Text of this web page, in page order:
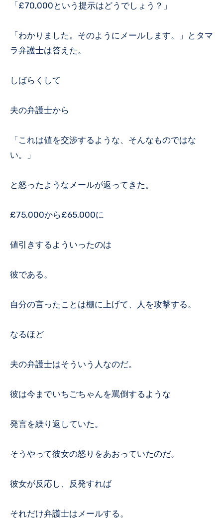
「£70,000という提示はどうでしょう？」
「わかりました。そのようにメールします。」とタマ
ラ弁護士は答えた。
しばらくして
夫の弁護士から
「これは値を交渉するような、そんなものではな
い。」
と怒ったようなメールが返ってきた。
£75,000から£65,000に
値引きするよういったのは
彼である。
自分の言ったことは棚に上げて、人を攻撃する。
なるほど
夫の弁護士はそういう人なのだ。
彼は今までいちごちゃんを罵倒するような
発言を繰り返していた。
そうやって彼女の怒りをあおっていたのだ。
彼女が反応し、反発すれば
それだけ弁護士はメールする。